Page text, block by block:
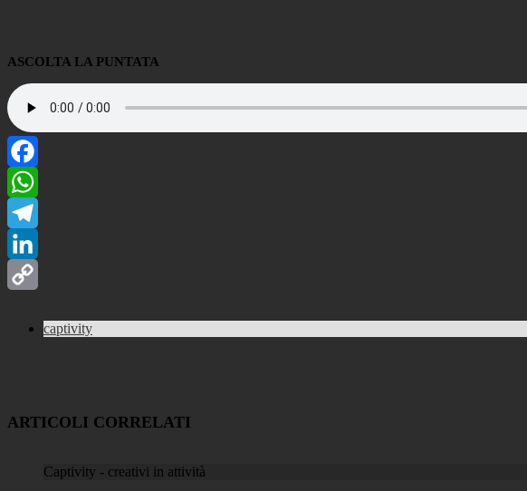
ASCOLTA LA PUNTATA
Facebook
WhatsApp
Telegram
LinkedIn
Link captivity
ARTICOLI CORRELATI
Captivity - creativi in attività